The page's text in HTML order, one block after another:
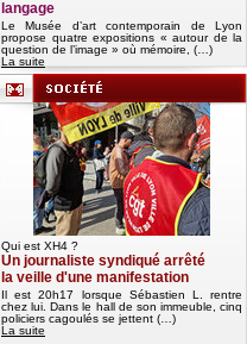
langage
Le Musée d’art contemporain de Lyon
propose quatre expositions « autour de la
question de l’image » où mémoire, (…)
La suite
Qui est XH4 ?
Un journaliste syndiqué arrêté
la veille d'une manifestation
Il est 20h17 lorsque Sébastien L. rentre
chez lui. Dans le hall de son immeuble, cinq
policiers cagoulés se jettent (…)
La suite